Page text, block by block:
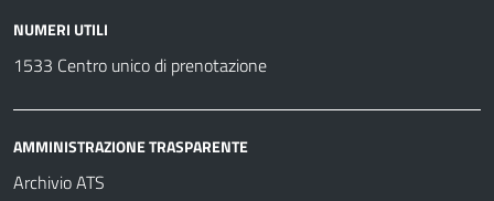
NUMERI UTILI
1533 Centro unico di prenotazione
AMMINISTRAZIONE TRASPARENTE
Archivio ATS